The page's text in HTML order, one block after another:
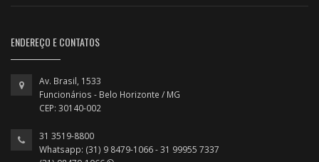
ENDEREÇO E CONTATOS
Av. Brasil, 1533
Funcionários - Belo Horizonte / MG
CEP: 30140-002
31 3519-8800
Whatsapp: (31) 9 8479-1066 - 31 99955 7337